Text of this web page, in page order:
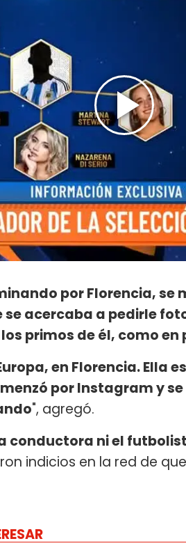
por Florencia, se
acercaba a pedirle
primos de él, como
en Florencia. Ella
por Instagram y
", agregó.
conductora ni el
indicios en la red de